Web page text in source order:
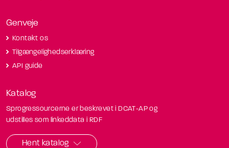
Genveje
Kontakt os
Tilgængelighedserklæring
API guide
Katalog
Sprogressourcerne er beskrevet i DCAT-AP og
udstilles som linkeddata i RDF
Hent katalog